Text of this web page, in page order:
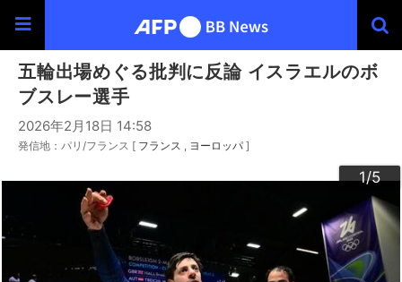
五輪出場めぐる批判に反論 イスラエルのボ
ブスレー選手
2026年2月18日 14:58
発信地：パリ/フランス [ フランス ヨーロッパ ]
1/5
2/5
3/5
4/5
5/5